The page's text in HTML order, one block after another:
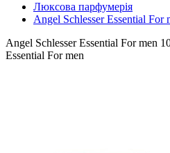
Люксова парфумерія
Angel Schlesser Essential For
Angel Schlesser Essential For men
Essential For men